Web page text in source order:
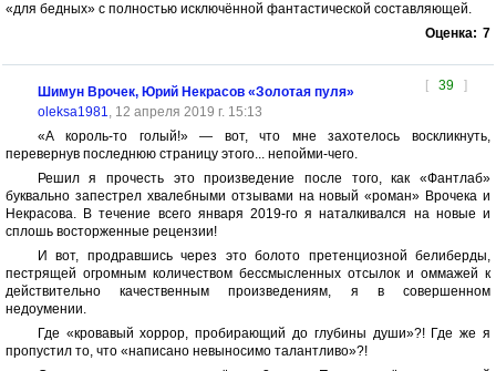
«для бедных» с полностью исключённой фантастической составляющей.
Оценка: 7
[ 39 ]
Шимун Врочек, Юрий Некрасов «Золотая пуля»
oleksa1981, 12 апреля 2019 г. 15:13
«А король-то голый!» — вот, что мне захотелось воскликнуть,
перевернув последнюю страницу этого... непойми-чего.
Решил я прочесть это произведение после того, как «Фантлаб»
буквально запестрел хвалебными отзывами на новый «роман» Врочека и
Некрасова. В течение всего января 2019-го я наталкивался на новые и
сплошь восторженные рецензии!
И вот, продравшись через это болото претенциозной белиберды,
пестрящей огромным количеством бессмысленных отсылок и оммажей к
действительно качественным произведениям, я в совершенном
недоумении.
Где «кровавый хоррор, пробирающий до глубины души»?! Где же я
пропустил то, что «написано невыносимо талантливо»?!